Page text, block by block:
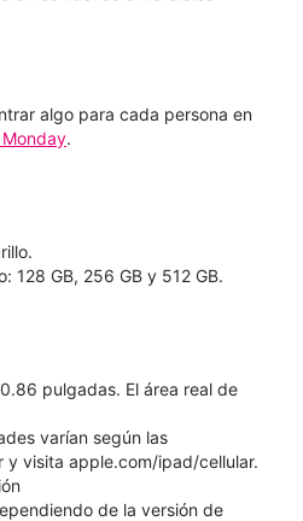
algo para cada persona en
.
128 GB, 256 GB y 512 GB.
pulgadas. El área real de
varían según las
y visita apple.com/ipad/cellular.
de la versión de